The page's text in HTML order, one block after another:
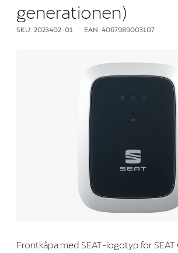
generationen)
SKU: 2023402-01 EAN: 4067989003107
Frontkåpa med SEAT-logotyp för SEAT